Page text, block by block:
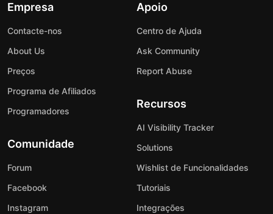
Empresa
Contacte-nos
About Us
Preços
Programa de Afiliados
Programadores
Comunidade
Forum
Facebook
Instagram
Apoio
Centro de Ajuda
Ask Community
Report Abuse
Recursos
AI Visibility Tracker
Solutions
Wishlist de Funcionalidades
Tutoriais
Integrações